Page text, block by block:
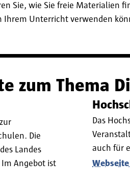
Sie, wie Sie freie Materialien
Ihrem Unterricht verwenden
zum Thema
Die
Landes
Angebot ist
Das
auch für
Webseite